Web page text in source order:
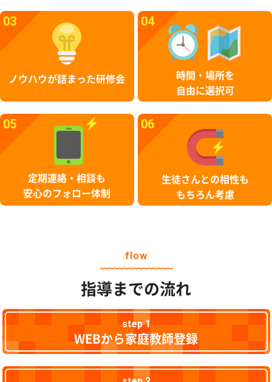
03
ノウハウが詰まった研修会
04
時間・場所を
自由に選択可
05
定期連絡・相談も
安心のフォロー体制
06
生徒さんとの相性も
もちろん考慮
flow
指導までの流れ
step 1
WEBから家庭教師登録